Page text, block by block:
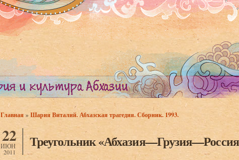
Вы здесь
Главная» Шария Виталий. Абхазская трагедия. Сборник. 1993.
22
ИЮН
2011
Треугольник